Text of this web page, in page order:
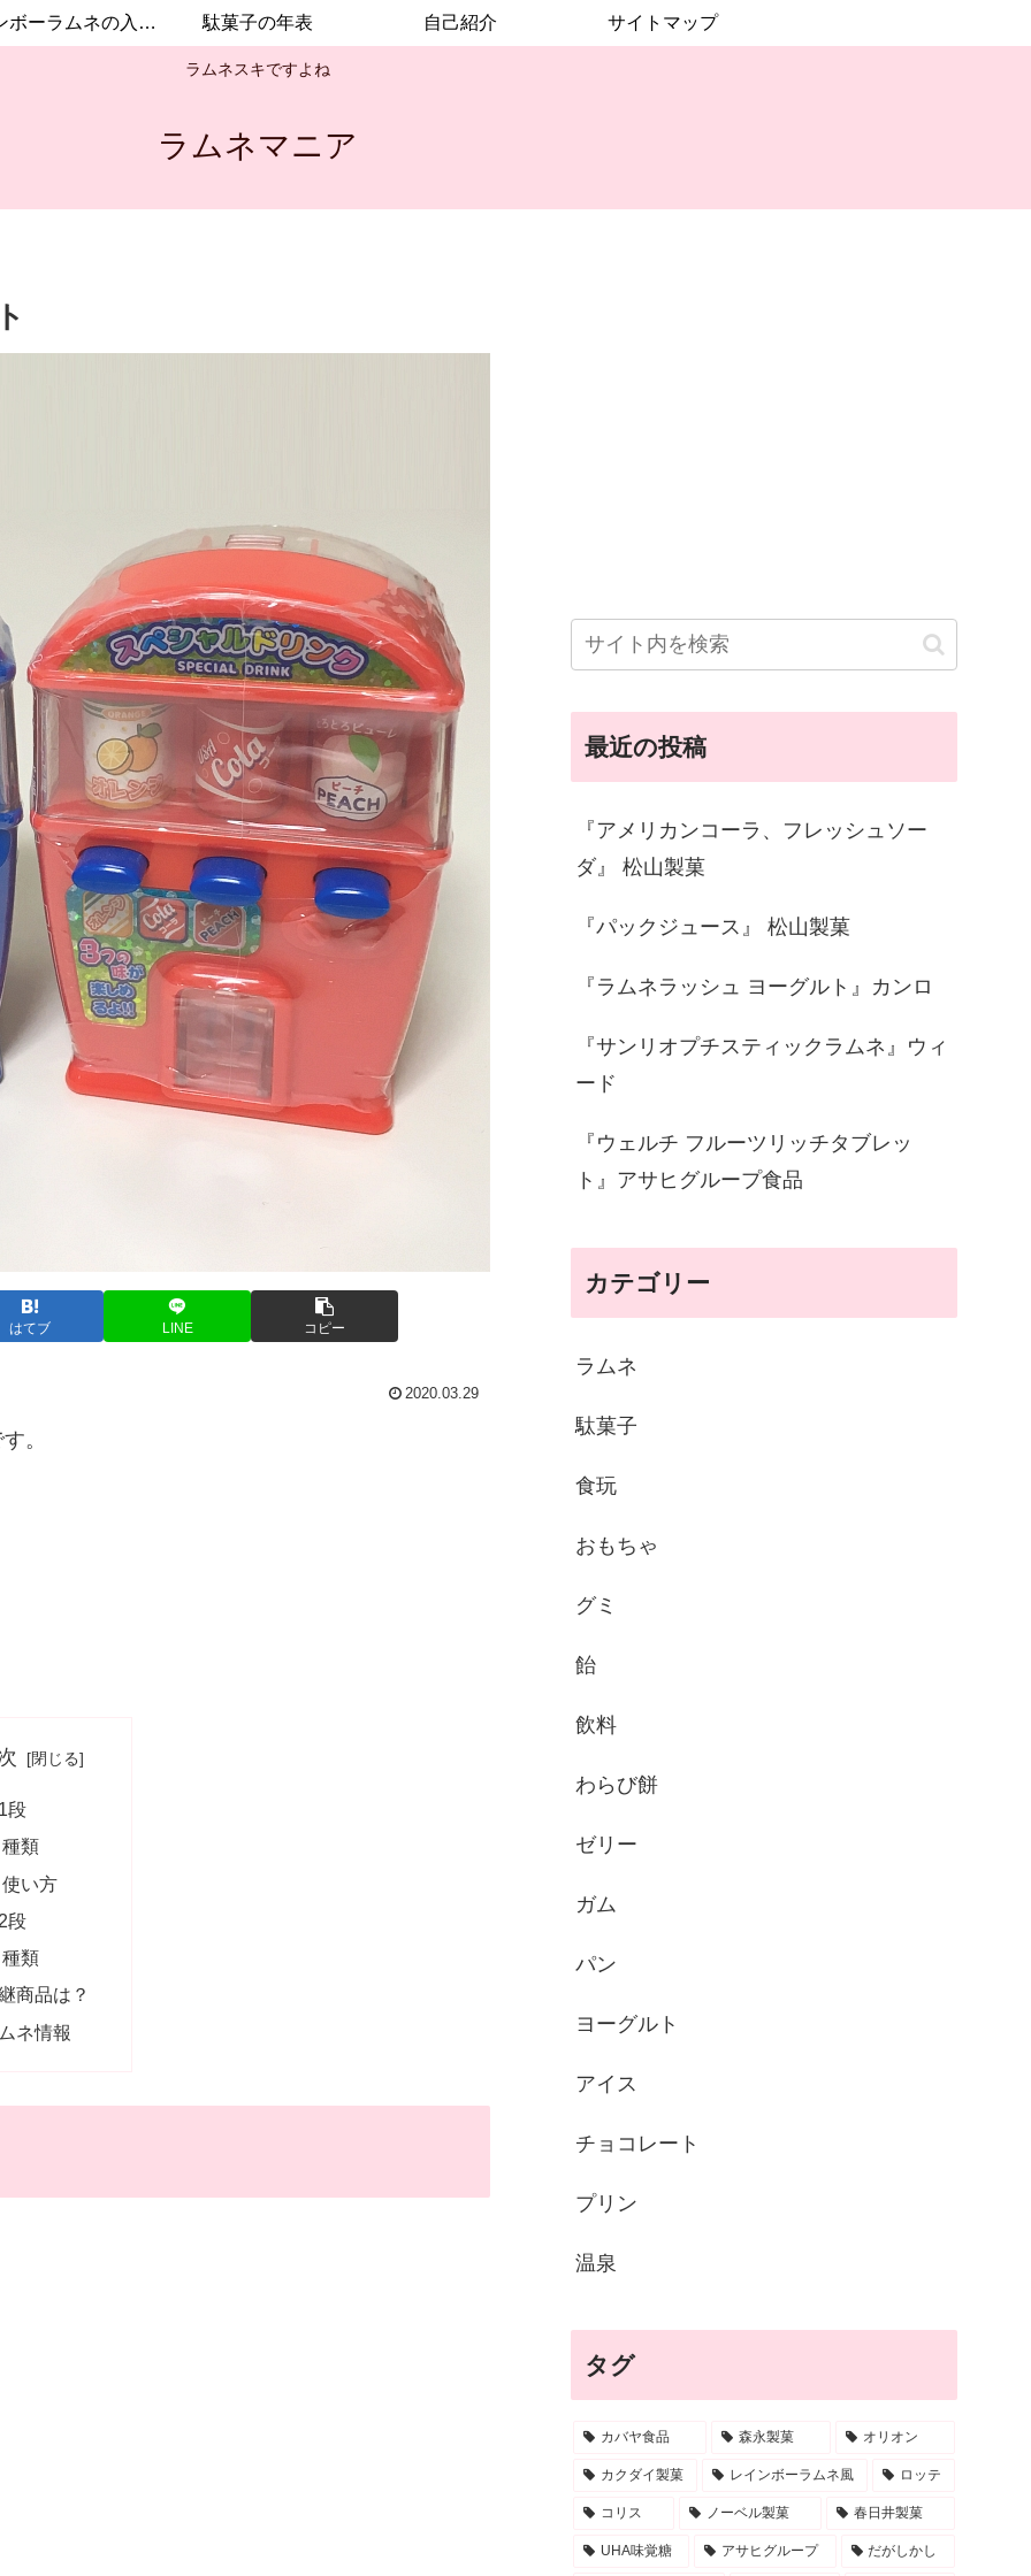
ラムネスキですよね
ラムネマニア
レインボーラムネの入手方法 駄菓子の年表 自己紹介 サイトマップ
はてブ LINE コピー
2020.03.29
。
段
種類
使い方
段
種類
商品は？
ネ情報
最近の投稿
『アメリカンコーラ、フレッシュソー
ダ』 松山製菓
『パックジュース』 松山製菓
『ラムネラッシュ ヨーグルト』カンロ
『サンリオプチスティックラムネ』ウィ
ード
『ウェルチ フルーツリッチタブレッ
ト』アサヒグループ食品
カテゴリー
ラムネ
駄菓子
食玩
おもちゃ
グミ
飴
飲料
わらび餅
ゼリー
ガム
パン
ヨーグルト
アイス
チョコレート
プリン
温泉
タグ
カバヤ食品 森永製菓 オリオン
カクダイ製菓 レインボーラムネ風 ロッテ
コリス ノーベル製菓 春日井製菓
UHA味覚糖 アサヒグループ だがしかし